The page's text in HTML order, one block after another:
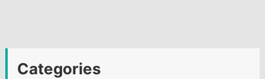
Categories